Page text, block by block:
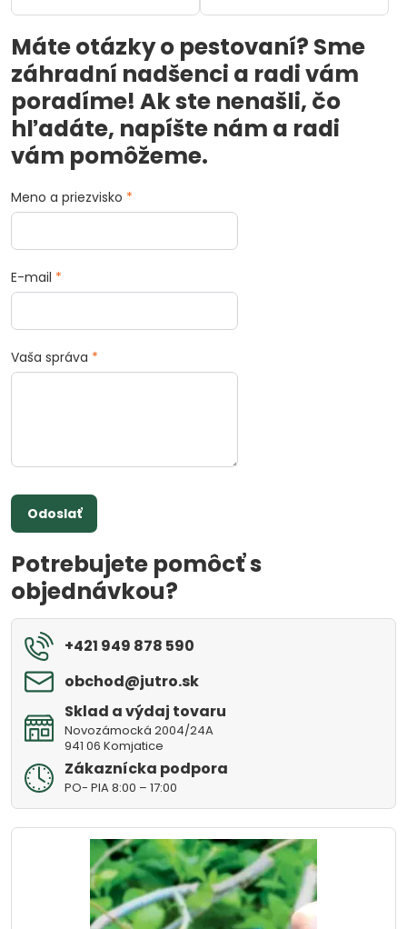
Máte otázky o pestovaní? Sme
záhradní nadšenci a radi vám
poradíme! Ak ste nenašli, čo
hľadáte, napíšte nám a radi
vám pomôžeme.
Meno a priezvisko *
E-mail *
Vaša správa *
Odoslať
Potrebujete pomôcť s
objednávkou?
+421 949 878 590
obchod​@jutro​.sk
Sklad a výdaj tovaru
Novozámocká 2004/24A
941 06 Komjatice
Zákaznícka podpora
PO- PIA 8:00 – 17:00